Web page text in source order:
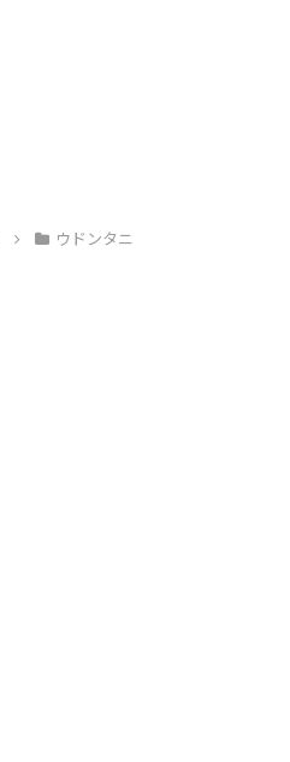
ウドンタニ